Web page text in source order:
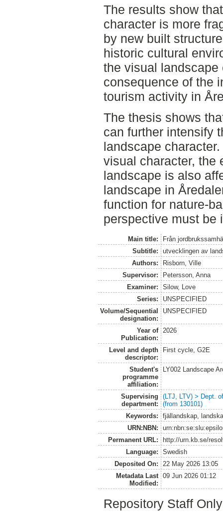
The results show
character is more
by new built
historic cultural
the visual
consequence of the
tourism activity in
The thesis shows
can further intensify
landscape
visual character, the
landscape is also
landscape in
function for nature-
perspective must be
Main title:
Från
Subtitle:
utvecklingen av
Authors:
Risborn, Ville
Supervisor:
Petersson, Anna
Examiner:
Silow, Love
Series:
UNSPECIFIED
Volume/Sequential
designation:
UNSPECIFIED
Year of
Publication:
2026
Level and depth
descriptor:
First cycle, G2E
Student's
programme
affiliation:
LY002 Landscape
Supervising
department:
(LTJ, LTV) > Dept.
(from 130101)
Keywords:
fjällandskap,
URN:NBN:
Permanent URL:
http://urn.kb.se/
Language:
Swedish
Deposited On:
22 May 2026 13:05
Metadata Last
Modified:
09 Jun 2026 01:12
Repository Staff